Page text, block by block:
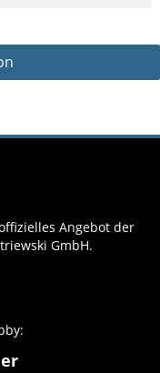
Angebot der
GmbH.